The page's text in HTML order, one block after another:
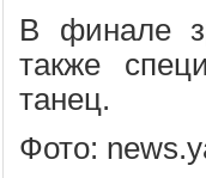
В финале
также
танец.
Фото: